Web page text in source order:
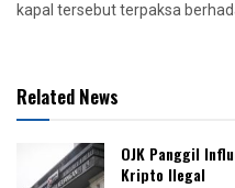
kapal tersebut terpaksa
Related News
OJK Panggil
Kripto Ilegal